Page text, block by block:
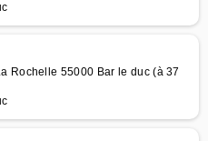
Rochelle 55000 Bar le duc (à 37